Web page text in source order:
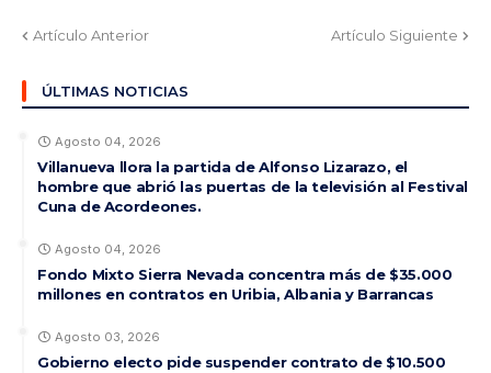
Artículo Anterior Artículo Siguiente
ÚLTIMAS NOTICIAS
Agosto 04, 2026
Villanueva llora la partida de Alfonso Lizarazo, el
hombre que abrió las puertas de la televisión al Festival
Cuna de Acordeones.
Agosto 04, 2026
Fondo Mixto Sierra Nevada concentra más de $35.000
millones en contratos en Uribia, Albania y Barrancas
Agosto 03, 2026
Gobierno electo pide suspender contrato de $10.500